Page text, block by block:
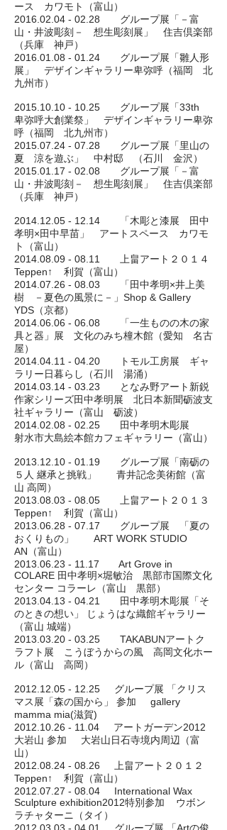
ース カワモト（富山）
2016.02.04 - 02.28 ​グループ展「－富
山・井波彫刻－ 想生彫刻展」​ 住吉倶楽部
（兵庫 神戸）
2016.01.08 - 01.24 グループ展「雛人形
展」 デザインギャラリー卑弥呼（福岡 北
九州市）
2015.10.10 - 10.25 グループ展「33th
卑弥呼大創業祭」 デザインギャラリー卑弥
呼（福岡 北九州市）
2015.07.24 - 07.28 グループ展「里山の
夏 涼を遊ぶ」 中村邸 （石川 金沢）
2015.01.17 - 02.08 グループ展「－富
山・井波彫刻－ 想生彫刻展」 住吉倶楽部
（兵庫 神戸）
2014.12.05 - 12.14 「木彫と漆展 田中
孝明×田中早苗」 アートスペース カワモ
ト（富山）
2014.08.09 - 08.11
上畠アート２０１４
Teppen↑ 利賀（富山）
2014.07.26 - 08.03 「田中孝明×井上美
樹 －夏色の風景に－」Shop & Gallery
YDS（京都）
2014.06.06 - 06.08 「一生ものの木の家
具と器」展 文化のみち橦木館（愛知 名古
屋）
2014.04.11 - 04.20 トモル工房展 ギャ
ラリー日暮らし（石川 湯涌）
2014.03.14 - 03.23 となみ野アート新鋭
作家シリーズ田中孝明展 北日本新聞砺波支
社ギャラリー（富山 砺波）
2014.02.08 - 02.25 田中孝明木彫展
射水市大島絵本館カフェギャラリー（富山）
2013.12.10 - 01.19 グループ展「南砺の
５人 継承と挑戦」 青井記念美術館（富
山 高岡）
2013.08.03 - 08.05 上畠アート２０１３
Teppen↑ 利賀（富山）
2013.06.28 - 07.17 グループ展 「夏の
おくりもの」 ART WORK STUDIO
AN（富山）
2013.06.23 - 11.17 Art Grove in
COLARE 田中孝明×堀敏治 黒部市国際文化
センター コラーレ（富山 黒部）
2013.04.13 - 04.21
田中孝明木彫展「そ
のときの想い」 じょうはな織館ギャラリー
（富山 城端）
2013.03.20 - 03.25 TAKABUNアートク
ラフト展 こうぼうからの風 高岡文化ホー
ル（富山 高岡）
2012.12.05 - 12.25 グループ展 「クリス
マス展「森の国から」 参加 gallery
mamma mia(滋賀)
2012.10.26 - 11.04 アートガーデン2012
大岩山 参加 大岩山日石寺境内周辺（富
山）
2012.08.24 - 08.26 上畠アート２０１２
Teppen↑ 利賀（富山）
2012.07.27 - 08.04 International Wax
Sculpture exhibition2012特別参加 ウボン
ラチャターニ（タイ）